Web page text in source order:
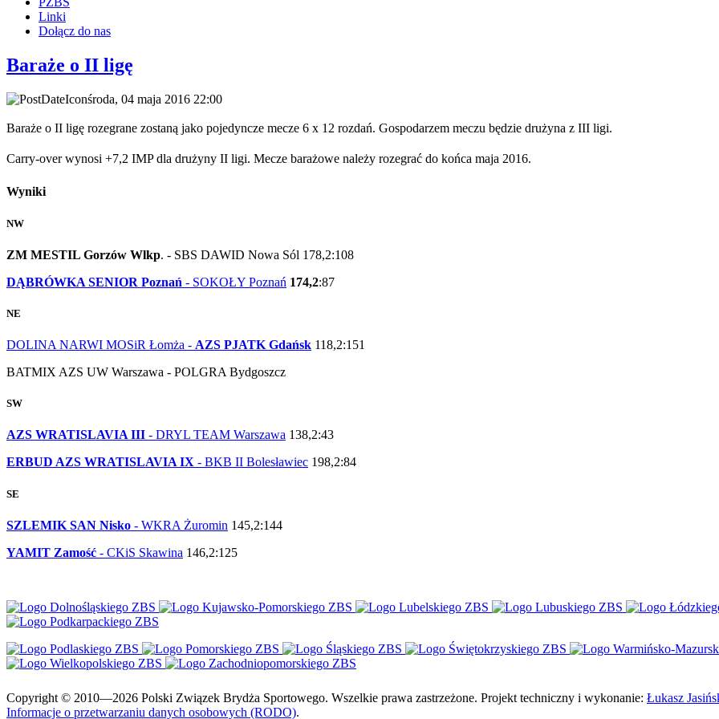
Linki
Dołącz do nas
Baraże o II ligę
środa, 04 maja 2016 22:00
Baraże o II ligę rozegrane zostaną jako pojedyncze mecze 6 x 12 rozdań. Gospodarzem meczu będzie drużyna z III ligi.
Carry-over wynosi +7,2 IMP dla drużyny II ligi. Mecze barażowe należy rozegrać do końca maja 2016.
Wyniki
NW
ZM MESTIL Gorzów Wlkp. - SBS DAWID Nowa Sól 178,2:108
DĄBRÓWKA SENIOR Poznań - SOKOŁY Poznań 174,2:87
NE
DOLINA NARWI MOSiR Łomża - AZS PJATK Gdańsk 118,2:151
BATMIX AZS UW Warszawa - POLGRA Bydgoszcz
SW
AZS WRATISLAVIA III - DRYL TEAM Warszawa 138,2:43
ERBUD AZS WRATISLAVIA IX - BKB II Bolesławiec 198,2:84
SE
SZLEMIK SAN Nisko - WKRA Żuromin 145,2:144
YAMIT Zamość - CKiS Skawina 146,2:125
Copyright © 2010—2026 Polski Związek Brydża Sportowego. Wszelkie prawa zastrzeżone. Projekt techniczny i wykonanie: Łukasz
Informacje o przetwarzaniu danych osobowych (RODO).